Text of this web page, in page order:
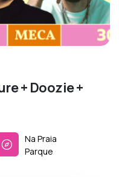
+ Doozie +
Na Praia
Parque